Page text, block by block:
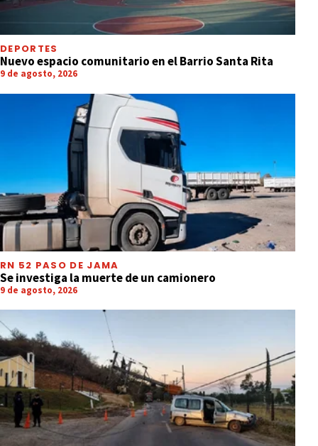
DEPORTES
Nuevo espacio comunitario en el Barrio Santa Rita
9 de agosto, 2026
RN 52 PASO DE JAMA
Se investiga la muerte de un camionero
9 de agosto, 2026